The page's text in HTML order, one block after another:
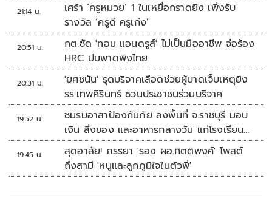
21:14 น.
เศร้า ‘ครูหมวย’ 1 ในเหยื่อกราดยิง เพิ่งรับ
รางวัล ‘ครูดี ครูเก่ง’
20:51 น.
กต.ซัด 'ทอม แอนดรูส์' ไม่เป็นมืออาชีพ จ่อร้อง
HRC ปมพาดพิงไทย
20:31 น.
'ยศชนัน' รุดบริจาคเลือดช่วยผู้บาดเจ็บเหตุยิง
รร.เทพศิรินทร์ ชวนประชาชนร่วมบริจาค
19:52 น.
ชมรมอาสาป้องกันภัย ลงพื้นที่ จ.ราชบุรี มอบ
เงิน สิ่งของ และอาหารกลางวัน แก่โรงเรียน
บ้านหนองน้ำใส
19:45 น.
สุดอาลัย! ภรรยา 'รอง ผอ.กิตติพงศ์' โพสต์
ถึงสามี 'หนูและลูกภูมิใจในตัวพี่'